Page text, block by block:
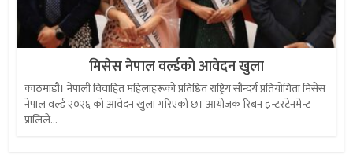
मिसेस नेपाल वर्ल्डको आवेदन खुला
काठमाडौं। नेपाली विवाहित महिलाहरूको प्रतिष्ठित राष्ट्रिय सौन्दर्य प्रतियोगिता मिसेस
नेपाल वर्ल्ड २०२६ को आवेदन खुला गरिएको छ। आयोजक रिबन इन्टरटेनमेन्ट
प्रालिले...